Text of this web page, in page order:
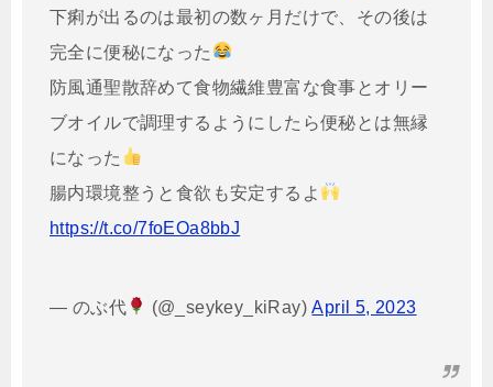
下痢が出るのは最初の数ヶ月だけで、その後は
完全に便秘になった
防風通聖散辞めて食物繊維豊富な食事とオリー
ブオイルで調理するようにしたら便秘とは無縁
になった
腸内環境整うと食欲も安定するよ
https://t.co/7foEOa8bbJ
— のぶ代 (@_seykey_kiRay)April 5, 2023